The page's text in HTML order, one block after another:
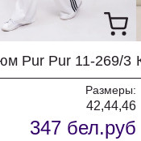
Pur Pur 11-269/3
Размеры:
42,44,46
347 бел.руб